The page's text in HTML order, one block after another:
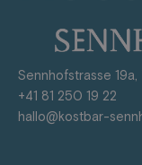
Sennhofstrasse
+41 81 250 19 22
hallo@kostbar-